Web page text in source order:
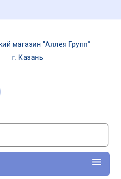
магазин "Аллея Групп"
г. Казань